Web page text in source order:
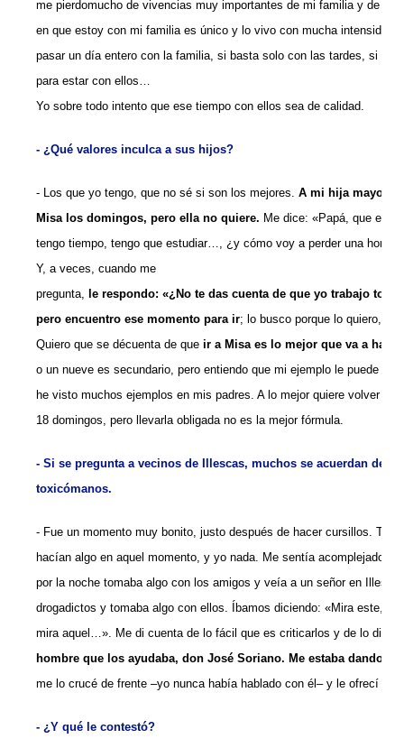
me pierdomucho de vivencias muy importantes de mi familia y de
en que estoy con mi familia es único y lo vivo con mucha intensidad.
pasar un día entero con la familia, si basta solo con las tardes, si hay
para estar con ellos…
Yo sobre todo intento que ese tiempo con ellos sea de calidad.
- ¿Qué valores inculca a sus hijos?
- Los que yo tengo, que no sé si son los mejores. A mi hija mayor
Misa los domingos, pero ella no quiere. Me dice: «Papá, que
tengo tiempo, tengo que estudiar…, ¿y cómo voy a perder una
Y, a veces, cuando me
pregunta,
le respondo: «¿No te das cuenta de que yo trabajo
pero encuentro ese momento para ir; lo busco porque lo quiero,
Quiero que se décuenta de que ir a Misa es lo mejor que va a
o un nueve es secundario, pero entiendo que mi ejemplo le puede
he visto muchos ejemplos en mis padres. A lo mejor quiere volver a ir
18 domingos, pero llevarla obligada no es la mejor fórmula.
- Si se pregunta a vecinos de Illescas, muchos se acuerdan de
toxicómanos.
- Fue un momento muy bonito, justo después de hacer cursillos.
hacían algo en aquel momento, y yo nada. Me sentía acomplejado.
por la noche tomaba algo con los amigos y veía a un señor en
drogadictos y tomaba algo con ellos. Íbamos diciendo: «Mira este,
mira aquel…». Me di cuenta de lo fácil que es criticarlos y de lo difícil
hombre que los ayudaba, don José Soriano. Me estaba dando
me lo crucé de frente –yo nunca había hablado con él– y le ofrecí mi
- ¿Y qué le contestó?